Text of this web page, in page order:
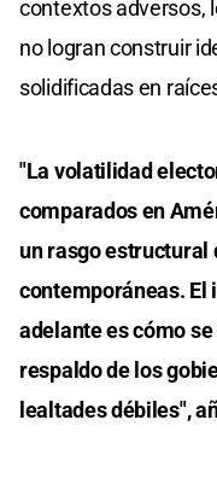
contextos adversos,
no logran construir
solidificadas en
"La volatilidad
comparados en
un rasgo estructural
contemporáneas. El
adelante es cómo
respaldo de los
lealtades débiles",